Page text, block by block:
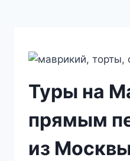
Туры на
прямым
из